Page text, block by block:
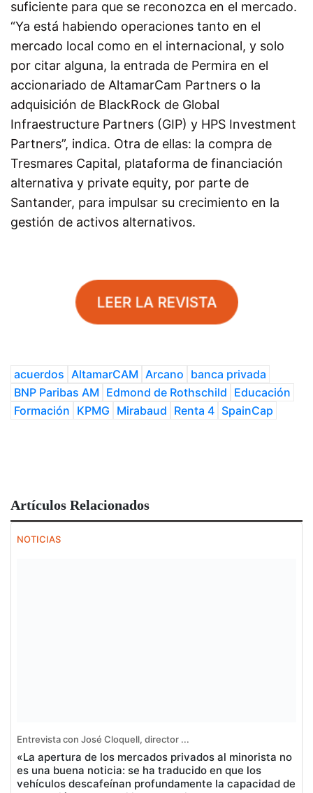
suficiente para que se reconozca en el mercado.
“Ya está habiendo operaciones tanto en el
mercado local como en el internacional, y solo
por citar alguna, la entrada de Permira en el
accionariado de AltamarCam Partners o la
adquisición de BlackRock de Global
Infraestructure Partners (GIP) y HPS Investment
Partners”, indica. Otra de ellas: la compra de
Tresmares Capital, plataforma de financiación
alternativa y private equity, por parte de
Santander, para impulsar su crecimiento en la
gestión de activos alternativos.
acuerdos AltamarCAM Arcano banca privada
BNP Paribas AM Edmond de Rothschild Educación
Formación KPMG Mirabaud Renta 4 SpainCap
Artículos Relacionados
NOTICIAS
Entrevista con José Cloquell, director ...
«La apertura de los mercados privados al minorista no
es una buena noticia: se ha traducido en que los
vehículos descafeínan profundamente la capacidad de